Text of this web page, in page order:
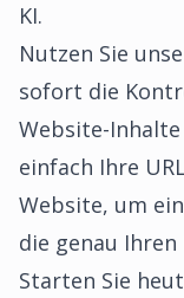
KI.
Nutzen Sie
sofort die
Website-Inhalte
einfach Ihre
Website, um
die genau
Starten Sie